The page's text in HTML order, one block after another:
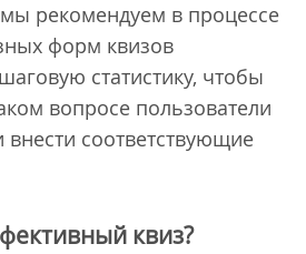
рекомендуем в процессе
форм квизов
статистику, чтобы
вопросе пользователи
внести соответствующие
квиз?